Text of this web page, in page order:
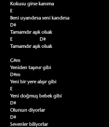
Kokusu girse kanıma
E
Beni uyandırsa seni kandırsa
D#
Tamamdır aşık olsak
E                       D#
Tamamdır aşık olsak
G#m
Yeniden taşınır gibi
D#m
Yeni bir yere alışır gibi
E
Yeni doğmuş bebek gibi
D#
Olursun diyorlar
D#
Sevenler biliyorlar